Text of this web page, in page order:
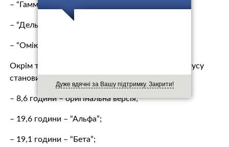
Дуже вдячні за Вашу підтримку. Закрити!
– “Гамма” – 59,3 год.;
– “Дельта” – 114 год.;
– “Омікрон” – 193, 5 год.
Окрім того, на шкірі середній час виживання вірусу
становить:
– 8,6 години – оригінальна версія;
– 19,6 години – “Альфа”;
– 19,1 години – “Бета”;